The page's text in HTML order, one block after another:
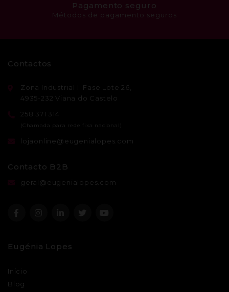
Pagamento seguro
Métodos de pagamento seguros
Contactos
Zona Industrial II Fase Lote 26,
4935-232 Viana do Castelo
258 371 314
lojaonline@eugenialopes.com
Contacto B2B
geral@eugenialopes.com
Eugénia Lopes
Início
Blog